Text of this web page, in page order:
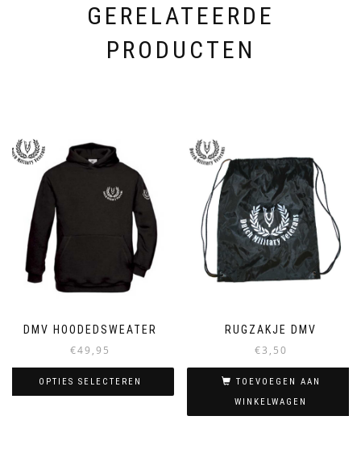
GERELATEERDE
PRODUCTEN
DMV HOODEDSWEATER
€49,95
OPTIES SELECTEREN
RUGZAKJE DMV
€3,50
TOEVOEGEN AAN
WINKELWAGEN